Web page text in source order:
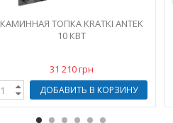
КАМИННАЯ ТОПКА KRATKI ANTEK
10 КВТ
31 210 грн
ДОБАВИТЬ В КОРЗИНУ